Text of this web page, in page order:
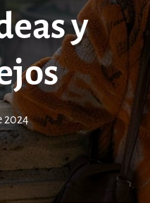
y
2024